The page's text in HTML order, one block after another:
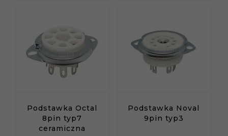
Podstawka Octal
8pin typ7
ceramiczna
Podstawka Noval
9pin typ3